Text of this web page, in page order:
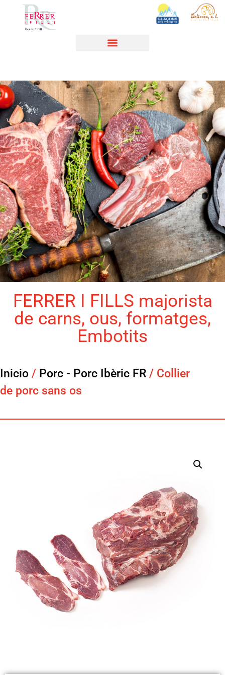
FERRER I FILLS majorista
de carns, ous, formatges,
Embotits
Inicio / Porc - Porc Ibèric FR / Collier
de porc sans os